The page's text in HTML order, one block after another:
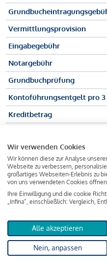
Vermittlungsprovision
Eingabegebühr
Notargebühr
Grundbuchprüfung
Kontoführungsentgelt pro 3
Kreditbetrag
Zu zahlender Gesamtbetrag
Kreditvermittler
von 237.000 Euro
Darüber hinaus fallen aber
Wir verwenden Cookies
Wir können diese zur Analyse
Webseite zu verbessern,
großartiges Webseiten-Erlebnis zu
von uns verwendeten Cookies
Ihre Einwilligung und die cookie
„Infina“, einschließlich: Vergleich,
Alle akzeptieren
Nein, anpassen